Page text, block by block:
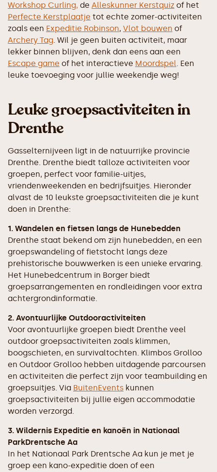
Workshop Curling, de Alleskunner Kerstquiz of het
Perfecte Kerstplaatje tot echte zomer-activiteiten
zoals een Expeditie Robinson, Vlot bouwen of
Archery Tag. Wil je geen buiten activiteit, maar
lekker binnen blijven, denk dan eens aan een
Escape game of het interactieve Moordspel. Een
leuke toevoeging voor jullie weekendje weg!
Leuke groepsactiviteiten in
Drenthe
Gasselternijveen ligt in de natuurrijke provincie
Drenthe. Drenthe biedt talloze activiteiten voor
groepen, perfect voor familie-uitjes,
vriendenweekenden en bedrijfsuitjes. Hieronder
alvast de 10 leukste groepsactiviteiten die je kunt
doen in Drenthe:
1. Wandelen en fietsen langs de Hunebedden
Drenthe staat bekend om zijn hunebedden, en een
groepswandeling of fietstocht langs deze
prehistorische bouwwerken is een unieke ervaring.
Het Hunebedcentrum in Borger biedt
groepsarrangementen en rondleidingen voor extra
achtergrondinformatie.
2. Avontuurlijke Outdooractiviteiten
Voor avontuurlijke groepen biedt Drenthe veel
outdoor groepsactiviteiten zoals klimmen,
boogschieten, en survivaltochten. Klimbos Grolloo
en Outdoor Grolloo hebben uitdagende parcoursen
en activiteiten die perfect zijn voor teambuilding en
groepsuitjes. Via BuitenEvents kunnen
groepsactiviteiten bij jullie eigen accommodatie
worden verzorgd.
3. Wildernis Expeditie en kanoën in Nationaal
ParkDrentsche Aa
In het Nationaal Park Drentsche Aa kun je met je
groep een kano-expeditie doen of een